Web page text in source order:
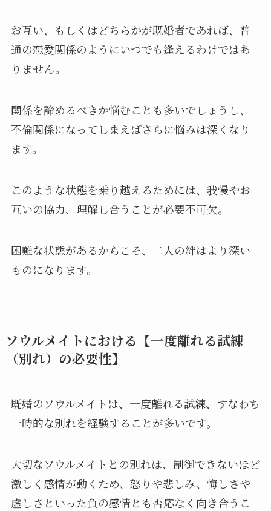
お互い、もしくはどちらかが既婚者であれば、普
通の恋愛関係のようにいつでも逢えるわけではあ
りません。
関係を諦めるべきか悩むことも多いでしょうし、
不倫関係になってしまえばさらに悩みは深くなり
ます。
このような状態を乗り越えるためには、我慢やお
互いの協力、理解し合うことが必要不可欠。
困難な状態があるからこそ、二人の絆はより深い
ものになります。
ソウルメイトにおける【一度離れる試練
（別れ）の必要性】
既婚のソウルメイトは、一度離れる試練、すなわち
一時的な別れを経験することが多いです。
大切なソウルメイトとの別れは、制御できないほど
激しく感情が動くため、怒りや悲しみ、悔しさや
虚しさといった負の感情とも否応なく向き合うこ